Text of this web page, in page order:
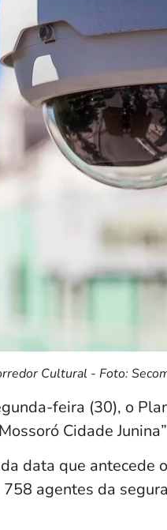
Cultural - Foto:
feira (30), o
Cidade
data que antecede
agentes da